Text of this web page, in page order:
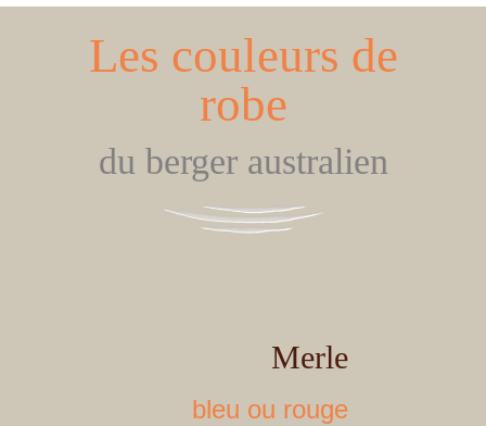
Les couleurs de
robe
du berger australien
Merle
bleu ou rouge